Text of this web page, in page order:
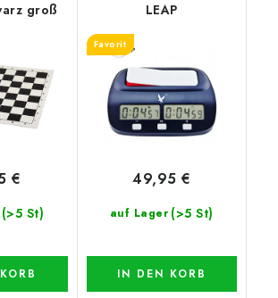
groß
(>5 St)
€
LEAP
Favorit
auf Lager (>5 St)
49,95 €
IN DEN KORB